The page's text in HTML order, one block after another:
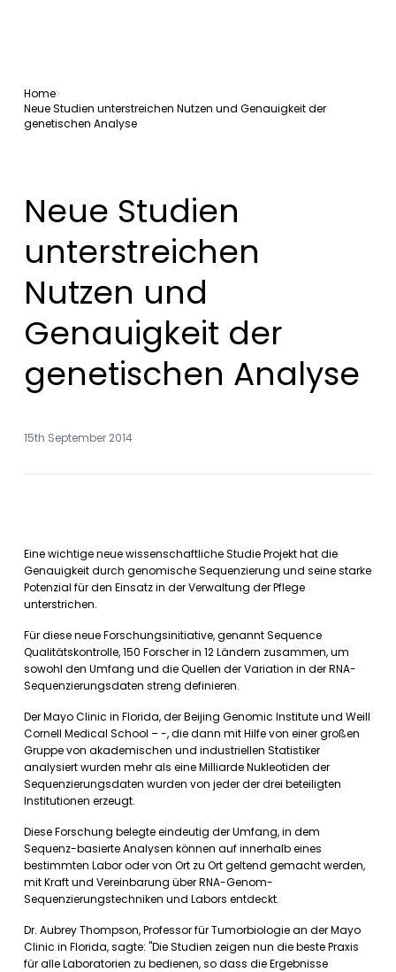
Home
Neue Studien unterstreichen Nutzen und Genauigkeit der
genetischen Analyse
Neue Studien
unterstreichen
Nutzen und
Genauigkeit der
genetischen Analyse
15th September 2014
Eine wichtige neue wissenschaftliche Studie Projekt hat die
Genauigkeit durch genomische Sequenzierung und seine starke
Potenzial für den Einsatz in der Verwaltung der Pflege
unterstrichen.
Für diese neue Forschungsinitiative, genannt Sequence
Qualitätskontrolle, 150 Forscher in 12 Ländern zusammen, um
sowohl den Umfang und die Quellen der Variation in der RNA-
Sequenzierungsdaten streng definieren.
Der Mayo Clinic in Florida, der Beijing Genomic Institute und Weill
Cornell Medical School – -, die dann mit Hilfe von einer großen
Gruppe von akademischen und industriellen Statistiker
analysiert wurden mehr als eine Milliarde Nukleotiden der
Sequenzierungsdaten wurden von jeder der drei beteiligten
Institutionen erzeugt.
Diese Forschung belegte eindeutig der Umfang, in dem
Sequenz-basierte Analysen können auf innerhalb eines
bestimmten Labor oder von Ort zu Ort geltend gemacht werden,
mit Kraft und Vereinbarung über RNA-Genom-
Sequenzierungstechniken und Labors entdeckt.
Dr. Aubrey Thompson, Professor für Tumorbiologie an der Mayo
Clinic in Florida, sagte: "Die Studien zeigen nun die beste Praxis
für alle Laboratorien zu bedienen, so dass die Ergebnisse